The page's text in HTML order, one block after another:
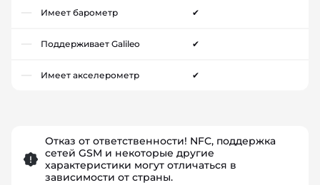
Имеет барометр ✔
Поддерживает Galileo ✔
Имеет акселерометр ✔
Отказ от ответственности! NFC, поддержка
сетей GSM и некоторые другие
характеристики могут отличаться в
зависимости от страны.